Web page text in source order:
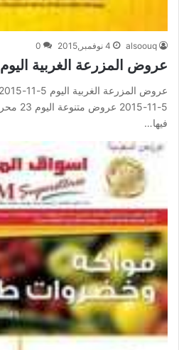
alsoouq 4 نوفمبر,2015 0
عروض المزرعة الغربية اليوم 5-11-2015
فيها…